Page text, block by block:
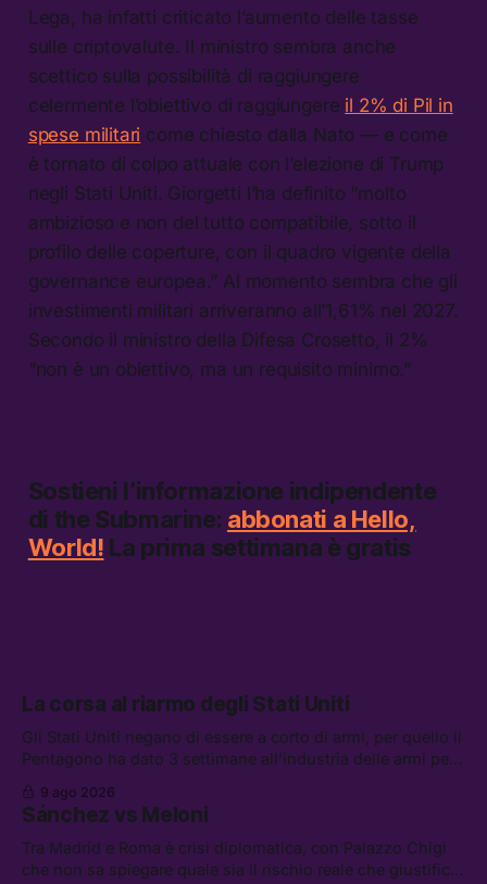
Lega, ha infatti criticato l’aumento delle tasse
sulle criptovalute. Il ministro sembra anche
scettico sulla possibilità di raggiungere
celermente l’obiettivo di raggiungere il 2% di Pil in
spese militari come chiesto dalla Nato — e come
è tornato di colpo attuale con l’elezione di Trump
negli Stati Uniti. Giorgetti l’ha definito “molto
ambizioso e non del tutto compatibile, sotto il
profilo delle coperture, con il quadro vigente della
governance europea.” Al momento sembra che gli
investimenti militari arriveranno all’1,61% nel 2027.
Secondo il ministro della Difesa Crosetto, il 2%
“non è un obiettivo, ma un requisito minimo.”
Sostieni l’informazione indipendente
di the Submarine: abbonati a Hello,
World! La prima settimana è gratis
La corsa al riarmo degli Stati Uniti
Gli Stati Uniti negano di essere a corto di armi, per quello il
Pentagono ha dato 3 settimane all’industria delle armi per
continuerà ad usare i servizi di Palantir, la protesta contro
La Russa, e la centrale elettrica di Amazon in Texas
9 ago 2026
Sánchez vs Meloni
Tra Madrid e Roma è crisi diplomatica, con Palazzo Chigi
che non sa spiegare quale sia il rischio reale che giustifica